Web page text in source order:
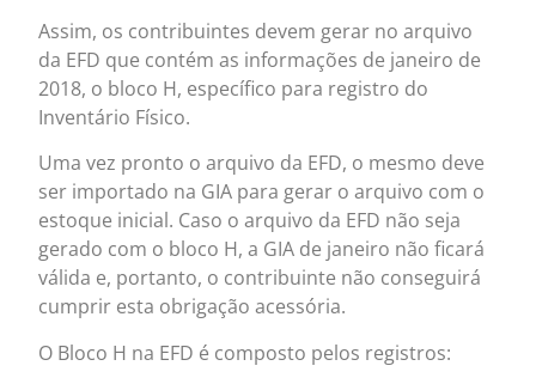
Assim, os contribuintes devem gerar no arquivo
da EFD que contém as informações de janeiro de
2018, o bloco H, específico para registro do
Inventário Físico.
Uma vez pronto o arquivo da EFD, o mesmo deve
ser importado na GIA para gerar o arquivo com o
estoque inicial. Caso o arquivo da EFD não seja
gerado com o bloco H, a GIA de janeiro não ficará
válida e, portanto, o contribuinte não conseguirá
cumprir esta obrigação acessória.
O Bloco H na EFD é composto pelos registros: